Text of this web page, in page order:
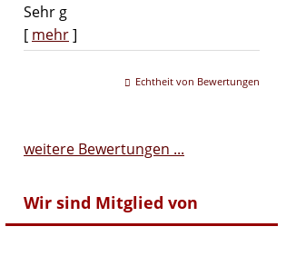
Sehr g
[ mehr]
Echtheit von Bewertungen
weitere Bewertungen ...
Wir sind Mitglied von